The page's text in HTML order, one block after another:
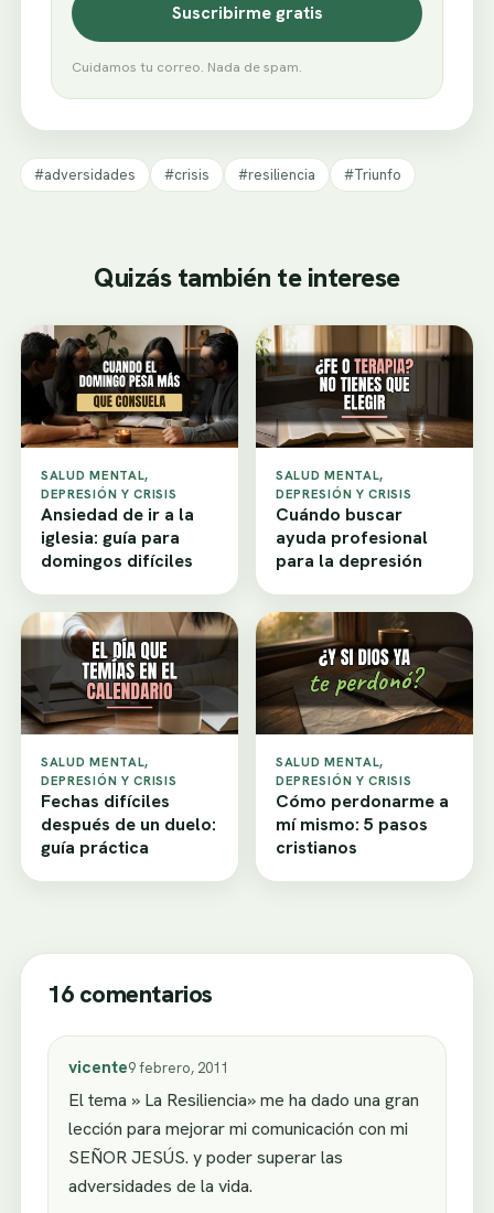
Suscribirme gratis
Cuidamos tu correo. Nada de spam.
#adversidades #crisis #resiliencia #Triunfo
Quizás también te interese
SALUD MENTAL,
DEPRESIÓN Y CRISIS
Ansiedad de ir a la
iglesia: guía para
domingos difíciles
SALUD MENTAL,
DEPRESIÓN Y CRISIS
Cuándo buscar
ayuda profesional
para la depresión
SALUD MENTAL,
DEPRESIÓN Y CRISIS
Fechas difíciles
después de un duelo:
guía práctica
SALUD MENTAL,
DEPRESIÓN Y CRISIS
Cómo perdonarme a
mí mismo: 5 pasos
cristianos
16 comentarios
vicente9 febrero, 2011
El tema » La Resiliencia» me ha dado una gran
lección para mejorar mi comunicación con mi
SEÑOR JESÚS. y poder superar las
adversidades de la vida.